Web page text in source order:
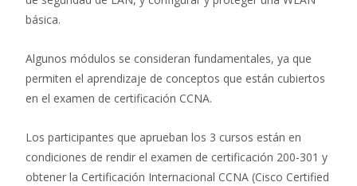
básica.
Algunos módulos se consideran fundamentales, ya que
permiten el aprendizaje de conceptos que están cubiertos
en el examen de certificación CCNA.
Los participantes que aprueban los 3 cursos están en
condiciones de rendir el examen de certificación 200-301 y
obtener la Certificación Internacional CCNA (Cisco Certified